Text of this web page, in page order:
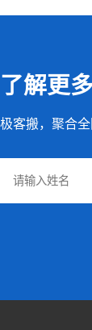
了解更
极客搬，聚合